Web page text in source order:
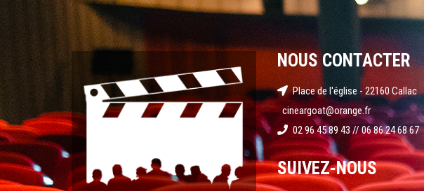
NOUS CONTACTER
Place de l'église - 22160 Callac
cineargoat@orange.fr
02 96 45 89 43 // 06 86 24 68 67
SUIVEZ-NOUS